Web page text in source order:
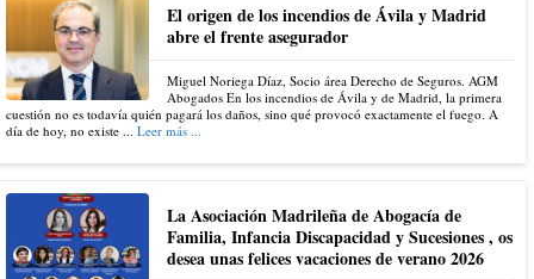
El origen de los incendios de Ávila y Madrid
abre el frente asegurador
Miguel Noriega Díaz, Socio área Derecho de Seguros. AGM
Abogados En los incendios de Ávila y de Madrid, la primera
cuestión no es todavía quién pagará los daños, sino qué provocó exactamente el fuego. A
día de hoy, no existe ... Leer más ...
La Asociación Madrileña de Abogacía de
Familia, Infancia Discapacidad y Sucesiones , os
desea unas felices vacaciones de verano 2026